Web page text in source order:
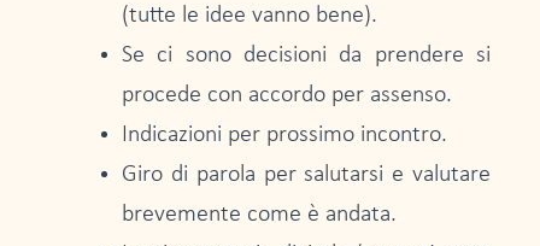
(tutte le idee vanno bene).
Se ci sono decisioni da prendere si
procede con accordo per assenso.
Indicazioni per prossimo incontro.
Giro di parola per salutarsi e valutare
brevemente come è andata.